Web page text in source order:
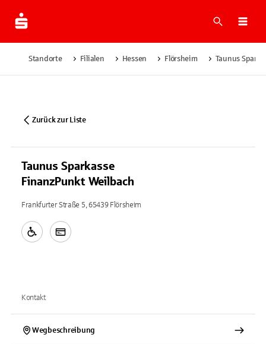
Suche
Standorte Filialen Hessen Flörsheim Taunus
Zurück zur Liste
Taunus Sparkasse
FinanzPunkt Weilbach
Frankfurter Straße 5, 65439 Flörsheim
Kontakt
Wegbeschreibung